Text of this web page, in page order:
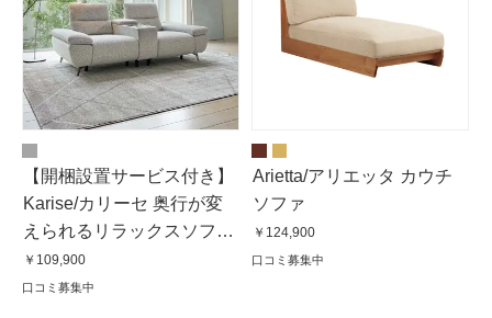
【開梱設置サービス付き】
Karise/カリーセ 奥行が変
えられるリラックスソファ
テーブル付きソファ
￥109,900
口コミ募集中
Arietta/アリエッタ カウチ
ソファ
￥124,900
口コミ募集中